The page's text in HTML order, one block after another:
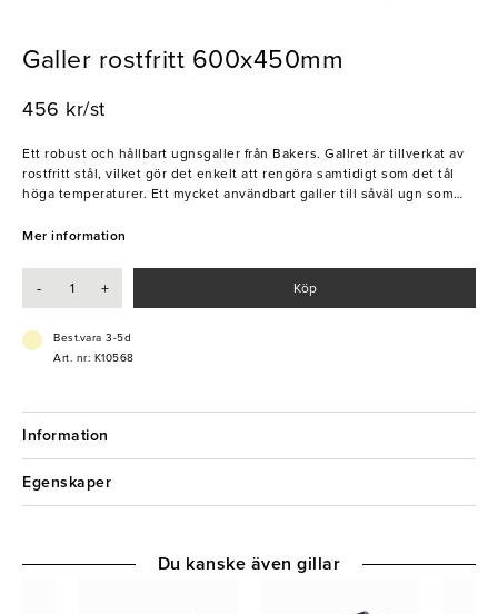
Galler rostfritt 600x450mm
456 kr/st
Ett robust och hållbart ugnsgaller från Bakers. Gallret är tillverkat av
rostfritt stål, vilket gör det enkelt att rengöra samtidigt som det tål
höga temperaturer. Ett mycket användbart galler till såväl ugn som
Mer information
- + Köp
Best.vara 3-5d
Art. nr: K10568
Information
Egenskaper
Du kanske även gillar